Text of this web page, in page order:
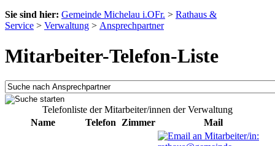
Sie sind hier: Gemeinde Michelau i.OFr. > Rathaus &
Service > Verwaltung > Ansprechpartner
Mitarbeiter-Telefon-Liste
Telefonliste der Mitarbeiter/innen der Verwaltung
Name
Telefon Zimmer Mail